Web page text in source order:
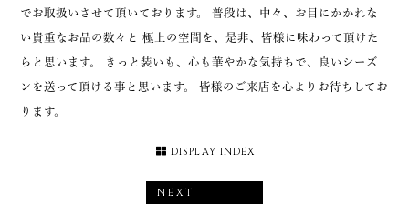
でお取扱いさせて頂いております。 普段は、中々、お目にかかれな
い貴重なお品の数々と 極上の空間を、是非、皆様に味わって頂けた
らと思います。 きっと装いも、心も華やかな気持ちで、良いシーズ
ンを送って頂ける事と思います。 皆様のご来店を心よりお待ちしてお
ります。
DISPLAY INDEX
NEXT